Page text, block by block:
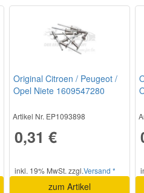
Original Citroen / Peugeot /
Opel Niete 1609547280
Artikel Nr. EP1093898
0,31 €
inkl. 19% MwSt. zzgl.Versand *
zum Artikel